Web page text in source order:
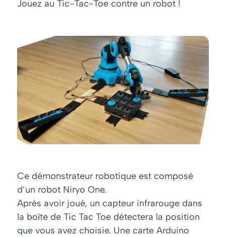
Jouez au Tic-Tac-Toe contre un robot !
Ce démonstrateur robotique est composé
d’un robot Niryo One.
Après avoir joué, un capteur infrarouge dans
la boîte de Tic Tac Toe détectera la position
que vous avez choisie. Une carte Arduino